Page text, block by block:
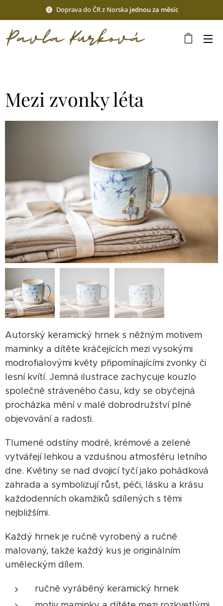
Doprava do ČR z Norska jednou za měsíc
Mezi zvonky léta
Autorský keramický hrnek s něžným motivem
maminky a dítěte kráčejících mezi vysokými
modrofialovými květy připomínajícími zvonky či
lesní kvítí. Jemná ilustrace zachycuje kouzlo
společně stráveného času, kdy se obyčejná
procházka mění v malé dobrodružství plné
objevování a radosti.
Tlumené odstíny modré, krémové a zelené
vytvářejí lehkou a vzdušnou atmosféru letního
dne. Květiny se nad dvojicí tyčí jako pohádková
zahrada a symbolizují růst, péči, lásku a krásu
každodenních okamžiků sdílených s těmi
nejbližšími.
Každý hrnek je ručně vyrobený a ručně
malovaný, takže každý kus je originálním
uměleckým dílem.
ručně vyráběný keramický hrnek